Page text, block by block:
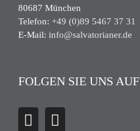
80687 München
Telefon: +49 (0)89 5467 37 31
E-Mail: info@salvatorianer.de
FOLGEN SIE UNS AUF